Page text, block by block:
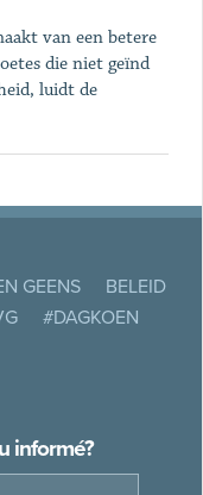
van een betere
die niet geïnd
luidt de
GEENS
BELEID
#DAGKOEN
informé?